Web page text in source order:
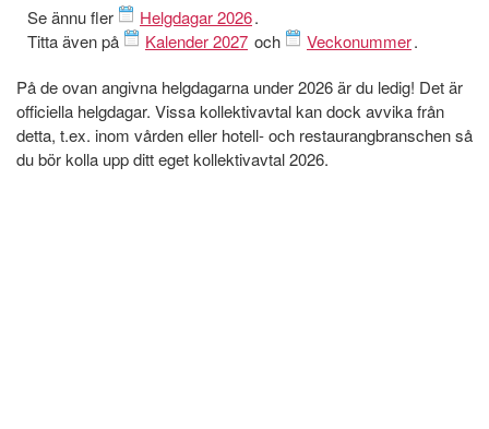
Se ännu fler
Helgdagar 2026.
Titta även på
Kalender 2027 och Veckonummer.
På de ovan angivna helgdagarna under 2026 är du ledig! Det är
officiella helgdagar. Vissa kollektivavtal kan dock avvika från
detta, t.ex. inom vården eller hotell- och restaurangbranschen så
du bör kolla upp ditt eget kollektivavtal 2026.